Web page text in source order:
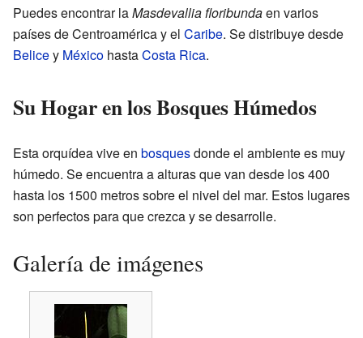
Puedes encontrar laMasdevallia floribundaen varios
países de Centroamérica y el Caribe. Se distribuye desde
Belicey México hastaCosta Rica.
Su Hogar en los Bosques Húmedos
Esta orquídea vive en bosquesdonde el ambiente es muy
húmedo. Se encuentra a alturas que van desde los 400
hasta los 1500 metros sobre el nivel del mar. Estos lugares
son perfectos para que crezca y se desarrolle.
Galería de imágenes